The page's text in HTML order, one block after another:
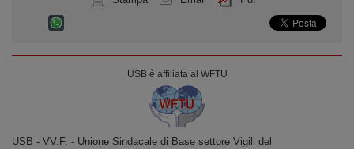
USB è affiliata al WFTU
USB ‐ VV.F. - Unione Sindacale di Base settore Vigili del